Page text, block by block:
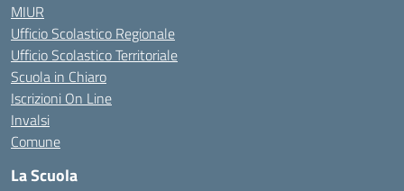
MIUR
Ufficio Scolastico Regionale
Ufficio Scolastico Territoriale
Scuola in Chiaro
Iscrizioni On Line
Invalsi
Comune
La Scuola